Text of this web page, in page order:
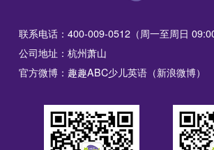
联系电话：400-009-0512（周一至周日
公司地址：杭州萧山
官方微博：趣趣ABC少儿英语（新浪微博）